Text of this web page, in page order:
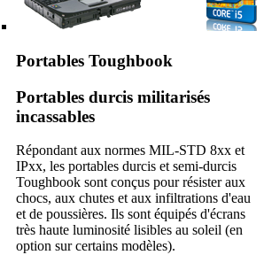
Portables Toughbook
Portables durcis militarisés
incassables
Répondant aux normes MIL-STD 8xx et
IPxx, les portables durcis et semi-durcis
Toughbook sont conçus pour résister aux
chocs, aux chutes et aux infiltrations d'eau
et de poussières. Ils sont équipés d'écrans
très haute luminosité lisibles au soleil (en
option sur certains modèles).